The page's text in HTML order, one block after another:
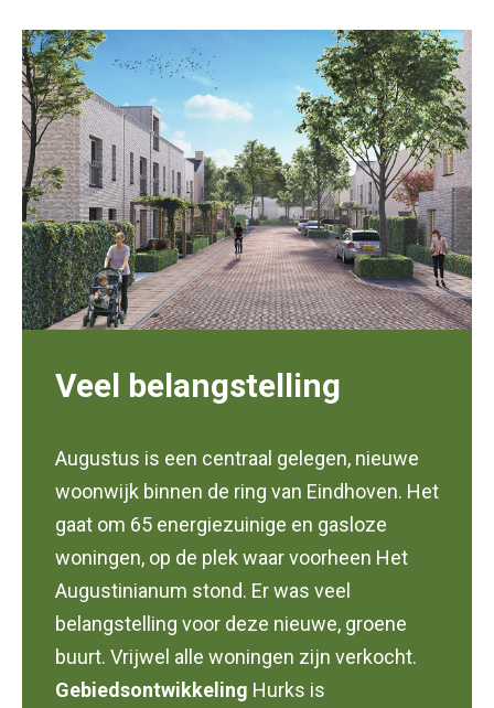
Veel belangstelling
Augustus is een centraal gelegen, nieuwe
woonwijk binnen de ring van Eindhoven. Het
gaat om 65 energiezuinige en gasloze
woningen, op de plek waar voorheen Het
Augustinianum stond. Er was veel
belangstelling voor deze nieuwe, groene
buurt. Vrijwel alle woningen zijn verkocht.
Gebiedsontwikkeling Hurks is